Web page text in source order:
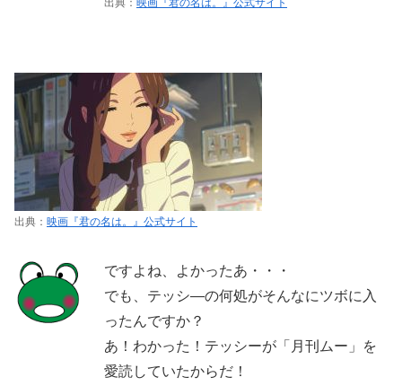
出典： 映画『君の名は。』公式サイト
出典： 映画『君の名は。』公式サイト
ですよね、よかったあ・・・
でも、テッシ―の何処がそんなにツボに入
ったんですか？
あ！わかった！テッシーが「月刊ムー」を
愛読していたからだ！